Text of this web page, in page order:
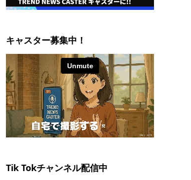
キャスター募集中！
Tik Tokチャンネル配信中